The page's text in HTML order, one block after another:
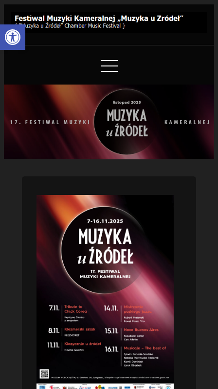
Otwórz pasek narzędzi
Content
Festiwal Muzyki Kameralnej
„Muzyka u Źródeł”
{ “Muzyka u Źródeł” Chamber Music Festival }